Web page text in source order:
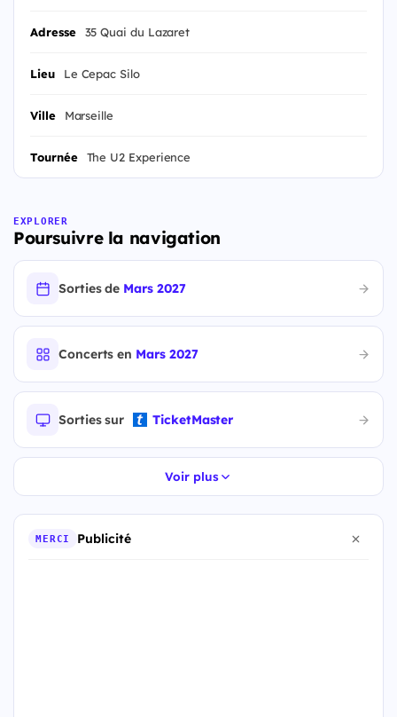
Adresse 35 Quai du Lazaret
Lieu Le Cepac Silo
Ville Marseille
Tournée The U2 Experience
EXPLORER
Poursuivre la navigation
Sorties de Mars 2027
Concerts en Mars 2027
Sorties sur TicketMaster
Voir plus
MERCI Publicité